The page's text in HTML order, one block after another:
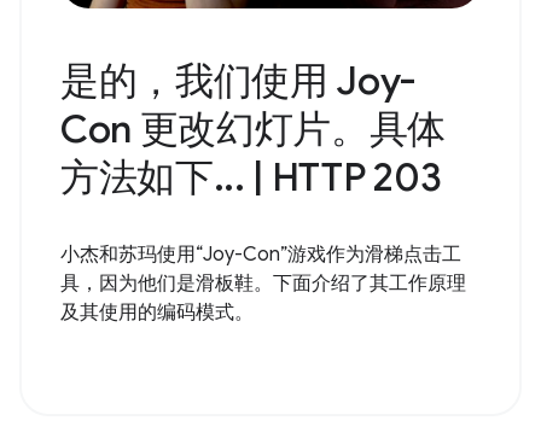
是的，我们使用 Joy-
Con 更改幻灯片。具体
方法如下... | HTTP 203
小杰和苏玛使用“Joy-Con”游戏作为滑梯点击工
具，因为他们是滑板鞋。下面介绍了其工作原理
及其使用的编码模式。